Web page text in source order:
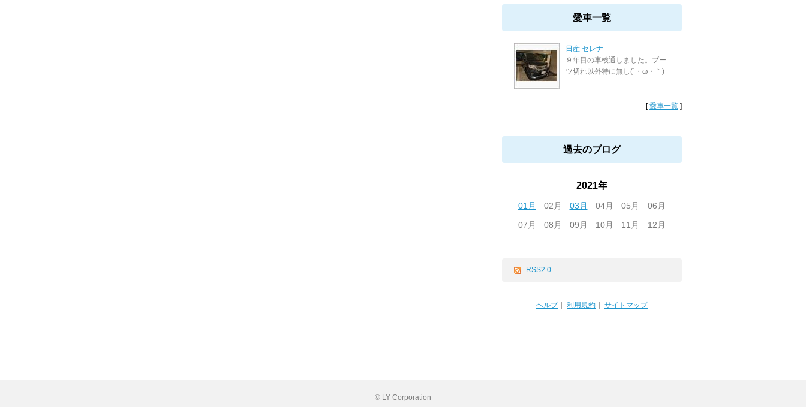
愛車一覧
日産 セレナ
９年目の車検通しました。ブー
ツ切れ以外特に無し(´・ω・｀)
[愛車一覧 ]
過去のブログ
2021年
01月 02月 03月 04月 05月
06月
07月
08月 09月 10月 11月 12月
RSS2.0
ヘルプ｜ 利用規約 サイトマップ
© LY Corporation